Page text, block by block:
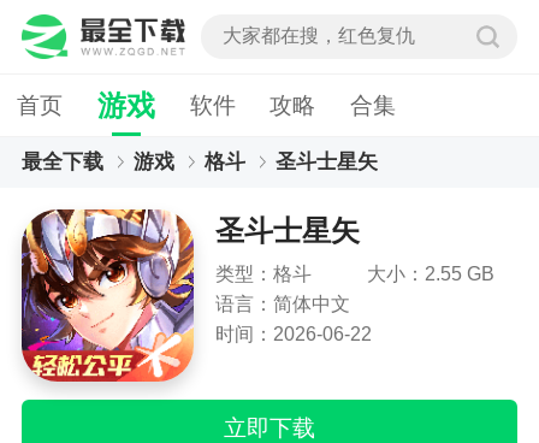
首页 游戏 软件 攻略 合集
最全下载 游戏 格斗 圣斗士星矢
圣斗士星矢
类型：格斗
大小：2.55 GB
语言：简体中文
时间：2026-06-22
立即下载